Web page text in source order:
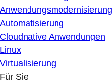
Anwendungsmodernisierung
Automatisierung
Cloudnative Anwendungen
Linux
Virtualisierung
Für Sie